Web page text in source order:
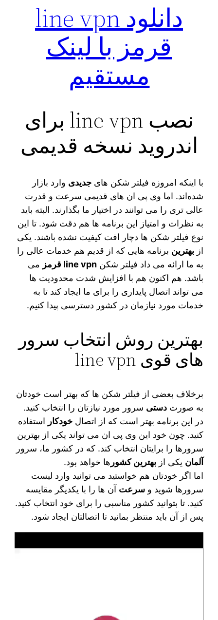
دانلود line vpn
قرمز با لینک
مستقیم
نصب line vpn برای
اندروید نسخه قدیمی
با اینکه امروزه فیلتر شکن‌ هایجدیدی وارد بازار
شده‌اند. اما وی‌ پی‌ ان‌ های قدیمی سرعت و قدرت
عالی تری را می‌ توانند در اختیار ما بگذارند. البته باید
به نظرات و امتیاز این برنامه‌ ها هم دقت شود. تا این
نوع فیلتر شکن‌ ها دچار افت کیفیت نشده باشند. یکی
ازبهترین برنامه‌ هایی که از قدیم هم خدمات عالی را
به ما ارائه می‌ داد فیلتر شکنline vpn قرمز
می‌
باشد. هم اکنون هم با افزایش شدت محدودیت‌ ها
می‌ تواند اتصال پایداری را برای ما ایجاد کند تا به
خدمات مورد نیازمان در کشور دسترسی پیدا کنیم.
بهترین روش انتخاب سرور
های قوی line vpn
برخلاف بعضی از فیلتر شکن‌ ها که بهتر است خودتان
به صورتدستی سرور مورد نیازتان را انتخاب کنید.
در این برنامه بهتر است که از اتصالخودکار استفاده
کنید. چون خود این وی پی ان می‌ تواند یکی از بهترین
سرورها را برایتان انتخاب کند. که در کشور ما، سرور
آلمان یکی ازبهترین کشور ها خواهد بود.
اما اگر خودتان هم خواستید می‌ توانید وارد لیست
سرورها شوید وسرعت آن ها را با یکدیگر مقایسه
کنید. تا بتوانید کشور مناسبی را برای خود انتخاب کنید.
پس از آن باید منتظر بمانید تا اتصالتان ایجاد شود.